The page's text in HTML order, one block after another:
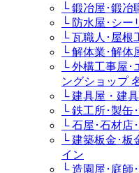
└ 鍛冶屋･鍛冶
└ 防水屋･シー
└ 瓦職人･屋根
└ 解体業･解体
└ 外構工事屋･
ングショップ
└ 建具屋・建
└ 鉄工所･製缶
└ 石屋･石材店
└ 建築板金･板
イン
└ 造園屋･庭師